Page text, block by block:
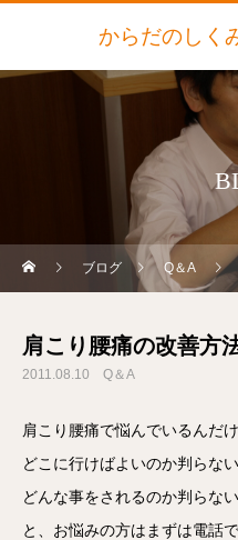
からだのしく
ブログ Q＆A
肩こり腰痛の改善方
2011.08.10 Q＆A
肩こり腰痛で悩んでいるんだ
どこに行けばよいのか判らな
どんな事をされるのか判らな
と、お悩みの方はまずは電話